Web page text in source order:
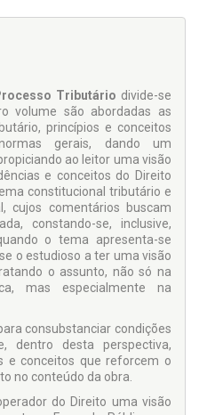
Tributário divide-se
volume são abordadas as
princípios e conceitos
gerais, dando um
ao leitor uma visão
e conceitos do Direito
constitucional tributário e
cujos comentários buscam
constando-se, inclusive,
o tema apresenta-se
o estudioso a ter uma visão
o assunto, não só na
mas especialmente na
consubstanciar condições
dentro desta perspectiva,
e conceitos que reforcem o
no conteúdo da obra.
do Direito uma visão